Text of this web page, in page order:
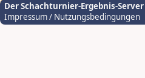
Der Schachturnier-Ergebnis-Server
Impressum / Nutzungsbedingungen